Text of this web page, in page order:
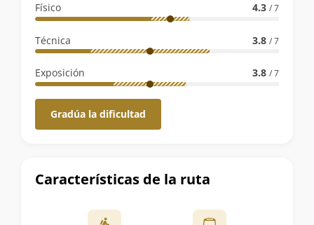
Físico
4.3 / 7
Técnica 3.8 / 7
Exposición 3.8 / 7
Gradúa la dificultad
Características de la ruta